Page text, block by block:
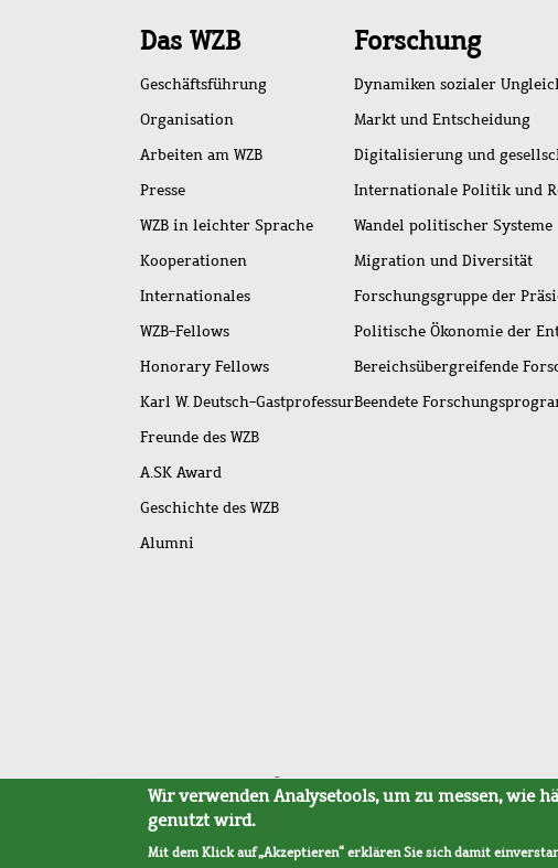
Schnellzugriff
Das WZB
Geschäftsführung
Organisation
Arbeiten am WZB
Presse
WZB in leichter Sprache
Kooperationen
Internationales
WZB-Fellows
Honorary Fellows
Karl W. Deutsch-Gastprofessur
Freunde des WZB
A.SK Award
Geschichte des WZB
Alumni
Forschung
Dynamiken sozialer
Markt und Entscheidung
Digitalisierung und
Internationale Politik und
Wandel politischer Systeme
Migration und Diversität
Forschungsgruppe der
Politische Ökonomie der
Bereichsübergreifende
Beendete
Fußleistenmenü
SitemapBarrierefreiheitImpressumDatenschutzAVB
Wir verwenden Analysetools, um zu messen, wie
genutzt wird.
Mit dem Klick auf „Akzeptieren“ erklären Sie sich damit